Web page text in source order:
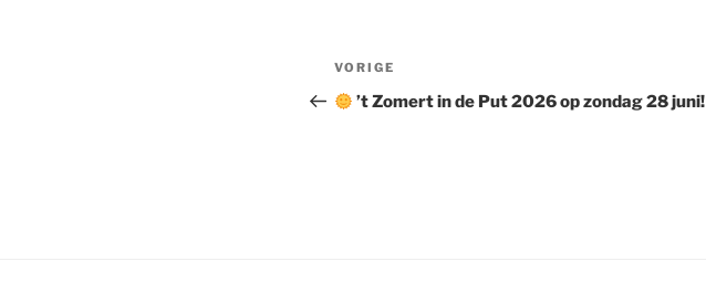
Berichtnavigatie
Vorig
bericht
VORIGE
’t Zomert in de Put 2026 op zondag 28 juni!